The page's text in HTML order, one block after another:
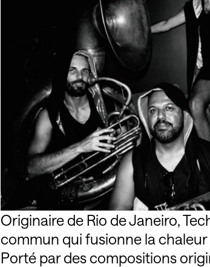
Originaire de Rio de Janeiro,
commun qui fusionne la
Porté par des compositions